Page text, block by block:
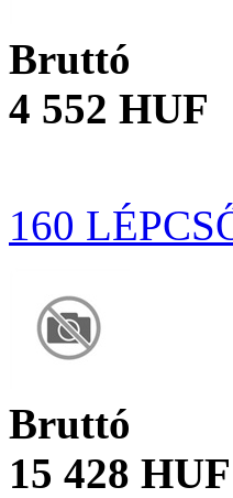
Bruttó
4 552 HUF
160
Bruttó
15 428 HUF